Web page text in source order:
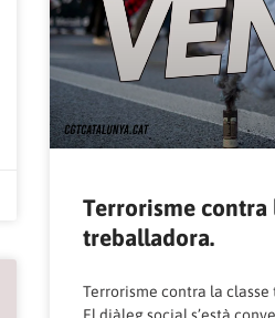
Terrorisme contra
treballadora.
Terrorisme contra la